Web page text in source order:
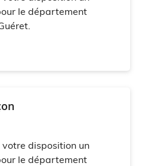
le département
disposition un
le département